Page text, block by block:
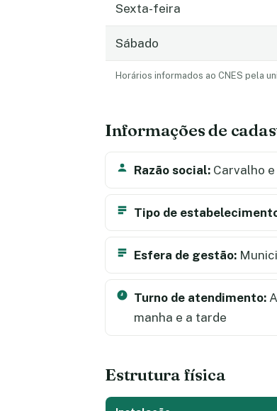
Sexta-feira
Sábado
Horários informados ao CNES pela
Informações de
Razão social: Carvalho
Tipo de
Esfera de gestão:
Turno de atendimento:
manha e a tarde
Estrutura física